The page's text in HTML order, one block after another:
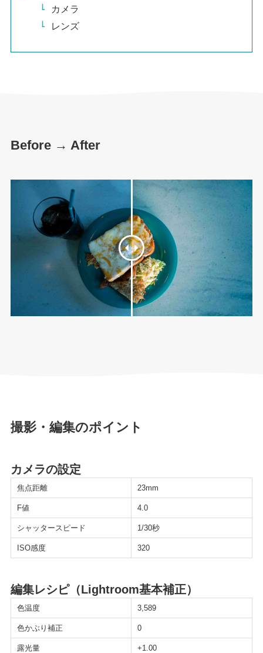
カメラ
レンズ
Before → After
撮影・編集のポイント
カメラの設定
焦点距離 23mm
F値 4.0
シャッタースピード 1/30秒
ISO感度 320
編集レシピ（Lightroom基本補正）
色温度 3,589
色かぶり補正 0
露光量 +1.00